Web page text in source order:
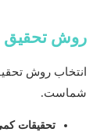
تحقیق و
روش تحقیق
تحقیقات کمی در